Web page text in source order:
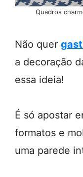
Quadros
Não quer
a decoração
essa ideia!
É só apostar
formatos e
uma parede